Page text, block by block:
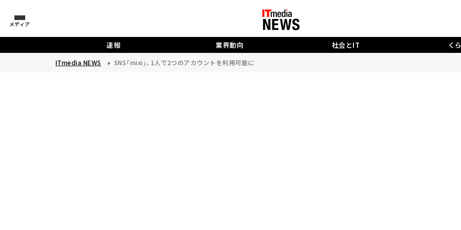
メディア
速報 業界動向 社会とIT く
ITmedia NEWS SNS「mixi」、1人で2つのアカウントを利用可能に